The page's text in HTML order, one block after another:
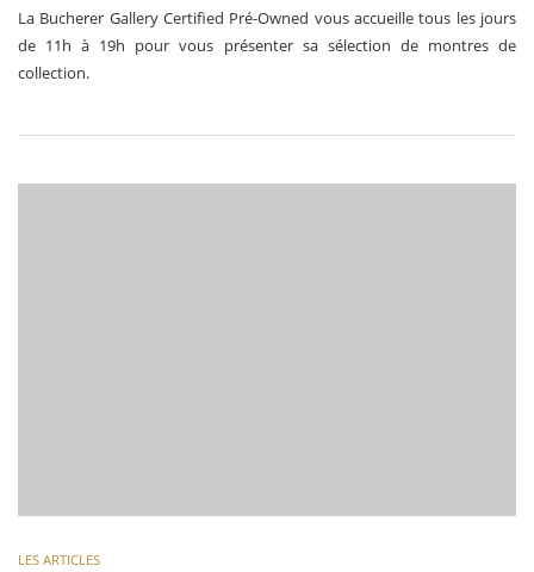
La Bucherer Gallery Certified Pré-Owned vous accueille tous les jours
de 11h à 19h pour vous présenter sa sélection de montres de
collection.
LES ARTICLES